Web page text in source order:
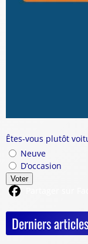
Êtes-vous plutôt
Neuve
D’occasion
Voter
Derniers articles